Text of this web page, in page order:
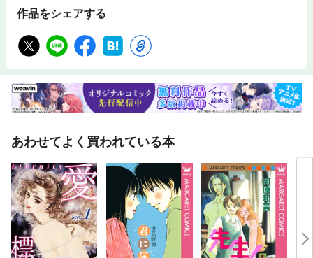
作品をシェアする
あわせてよく買われている本